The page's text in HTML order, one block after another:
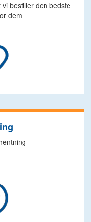
bestiller den bedste
dem